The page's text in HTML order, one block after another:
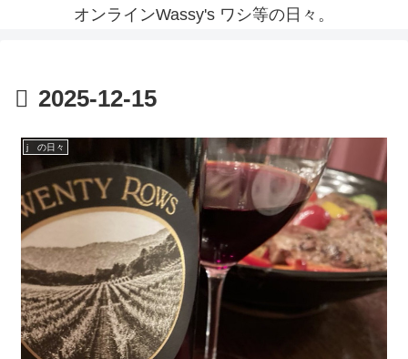
オンラインWassy's ワシ等の日々。
2025-12-15
j の日々